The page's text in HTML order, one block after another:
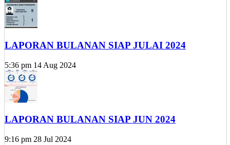
LAPORAN BULANAN SIAP JULAI 2024
5:36 pm 14 Aug 2024
LAPORAN BULANAN SIAP JUN 2024
9:16 pm 28 Jul 2024